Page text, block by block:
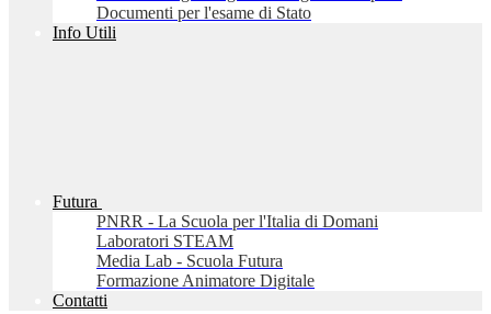
Documenti per l'esame di Stato
Info Utili
Futura
PNRR - La Scuola per l'Italia di Domani
Laboratori STEAM
Media Lab - Scuola Futura
Formazione Animatore Digitale
Contatti